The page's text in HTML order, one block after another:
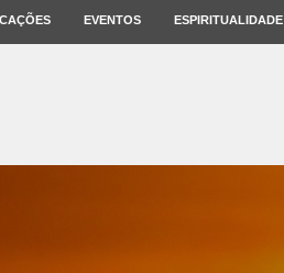
EVENTOS ESPIRITUALIDADE